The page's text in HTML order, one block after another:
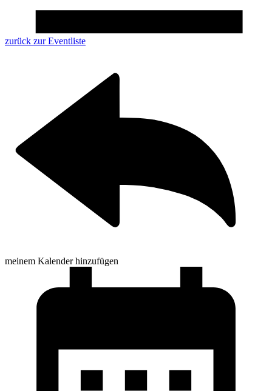
zurück zur Eventliste
meinem Kalender hinzufügen